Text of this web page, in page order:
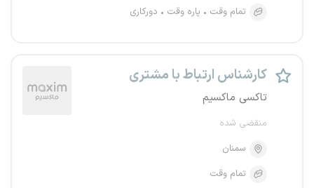
تمام وقت
پاره وقت دورکاری
کارشناس ارتباط با مشتری
تاکسی ماکسیم
منقضی شده
سمنان
تمام وقت